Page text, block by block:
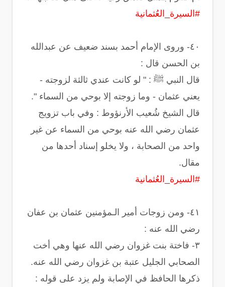
#السيرة_العُثمانية
‏٤٠- وروى الإمام أحمد بسند ضعيف عن عبدالله
بن الحسن قال :
‏قال النبي ﷺ : ‏" لو كانت عندي ثالثة لزوجته -
يعني عثمان - وما زوجته إلا بوحي من السماء ".
‏قال الشيخ شُعيب الأرنؤوط : ‏وفي باب تزويج
عثمان رضي الله عنه بوحي من السماء عن غير
واحد من الصحابة ، ولا يخلو إسناد أحدها من
مقال.
#السيرة_العُثمانية
‏٤١- ومن زوجات أمير الـمؤمنين عثمان بن عفان
رضي الله عنه :
‏٣- فاختة بنت غزوان رضي الله عنها وهي أخت
الصحابي الجليل عتبة بن غزوان رضي الله عنه.
ذكرها الحافظ في الإصابة ولم يزد على قوله :